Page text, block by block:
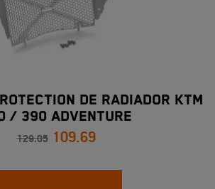
DE RADIADOR KTM
/ 390 ADVENTURE
129.05 109.69